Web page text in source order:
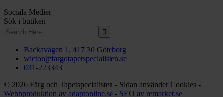
Sociala Medier
Sök i butiken
Search
for:
Backavägen 1, 417 30 Göteborg
wictor@fargotapetspecialisten.se
031-223343
© 2026 Färg och Tapetspecialisten - Sidan använder Cookies -
Webbproduktion av adaptonline.se - SEO av remarket.se